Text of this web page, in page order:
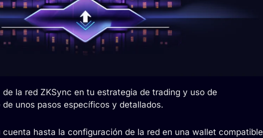
la red ZKSync en tu estrategia de trading y uso de
unos pasos específicos y detallados.
hasta la configuración de la red en una wallet compatible